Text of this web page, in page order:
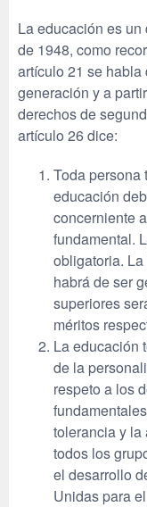
La educación es
de 1948, como
artículo 21 se
generación y a
derechos de
artículo 26 dice:
Toda persona
educación
concerniente
fundamental.
obligatoria.
habrá de ser
superiores
méritos
La educación
de la
respeto a los
tolerancia y la
todos los
el desarrollo
Unidas para